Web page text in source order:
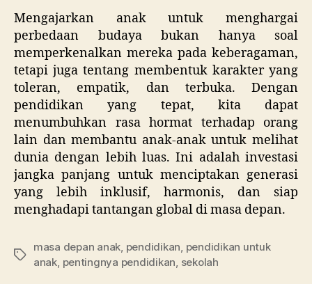
Mengajarkan anak untuk menghargai
perbedaan budaya bukan hanya soal
memperkenalkan mereka pada keberagaman,
tetapi juga tentang membentuk karakter yang
toleran, empatik, dan terbuka. Dengan
pendidikan yang tepat, kita dapat
menumbuhkan rasa hormat terhadap orang
lain dan membantu anak-anak untuk melihat
dunia dengan lebih luas. Ini adalah investasi
jangka panjang untuk menciptakan generasi
yang lebih inklusif, harmonis, dan siap
menghadapi tantangan global di masa depan.
Tags
masa depan anak pendidikan pendidikan untuk
anak pentingnya pendidikan sekolah